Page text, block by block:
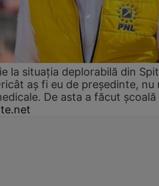
la situația deplorabilă din
aș fi eu de președinte, nu
De asta a făcut școală